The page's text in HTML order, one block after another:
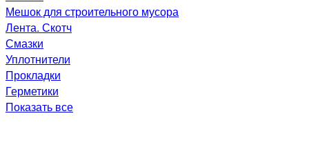
Мешок для строительного мусора
Лента. Скотч
Смазки
Уплотнители
Прокладки
Герметики
Показать все